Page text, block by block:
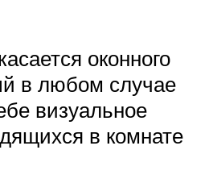
оконного
в любом случае
визуальное
в комнате